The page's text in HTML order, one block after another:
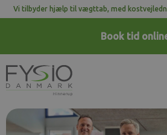
Vi tilbyder hjælp til vægttab, med
Book tid